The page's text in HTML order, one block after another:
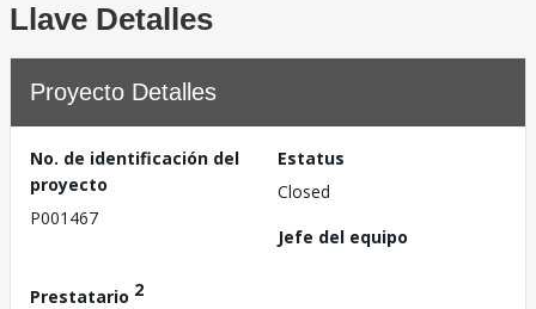
Llave Detalles
Proyecto Detalles
No. de identificación del
proyecto
P001467
Estatus
Closed
Jefe del equipo
Prestatario 2